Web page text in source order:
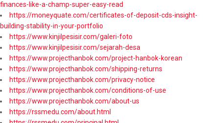
finances-like-a-champ-super-easy-read
https://moneyquate.com/certificates-of-deposit-cds-insight-
building-stability-in-your-portfolio
https://www.kinjilpesisir.com/galeri-foto
https://www.kinjilpesisir.com/sejarah-desa
https://www.projecthanbok.com/project-hanbok-korean
https://www.projecthanbok.com/shipping-returns
https://www.projecthanbok.com/privacy-notice
https://www.projecthanbok.com/conditions-of-use
https://www.projecthanbok.com/about-us
https://rssmedu.com/about.html